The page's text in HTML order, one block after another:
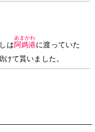
は阿媽港
あまかわ
に渡っていた
けて貰いました。